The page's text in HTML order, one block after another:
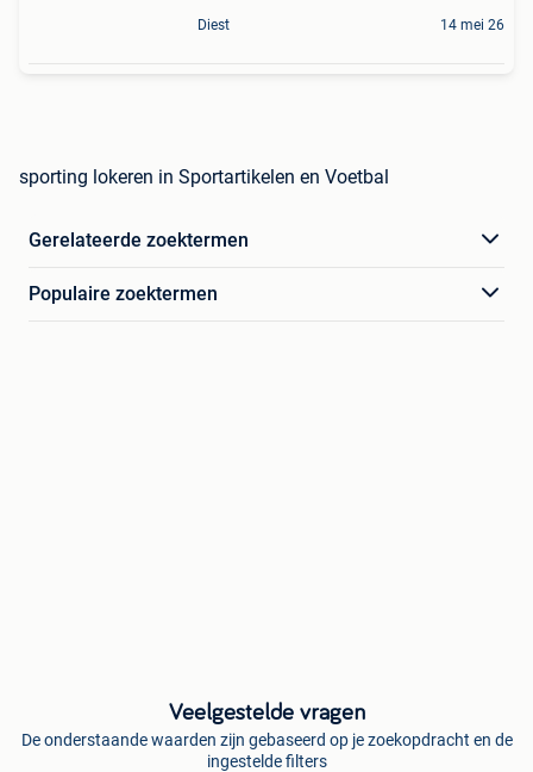
Diest 14 mei 26
sporting lokeren in Sportartikelen en Voetbal
Gerelateerde zoektermen
Populaire zoektermen
Veelgestelde vragen
De onderstaande waarden zijn gebaseerd op je zoekopdracht en de
ingestelde filters